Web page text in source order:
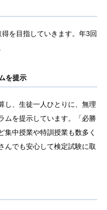
を目指していきます。年3回
を提示
し、生徒一人ひとりに、無理
ムを提示しています。「必勝
集中授業や特訓授業も数多く
んでも安心して検定試験に取